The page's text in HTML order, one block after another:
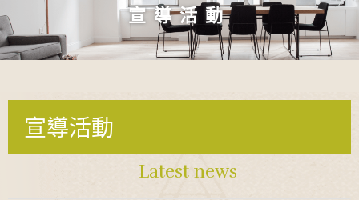
宣導活動
宣導活動
Latest news